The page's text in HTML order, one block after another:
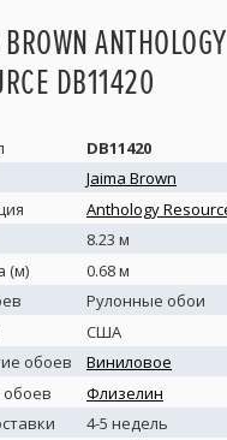
ANTHOLOGY
DB11420
DB11420
Jaima Brown
Anthology
8.23 м
(м)
0.68 м
Рулонные обои
США
обоев
Виниловое
Флизелин
4-5 недель